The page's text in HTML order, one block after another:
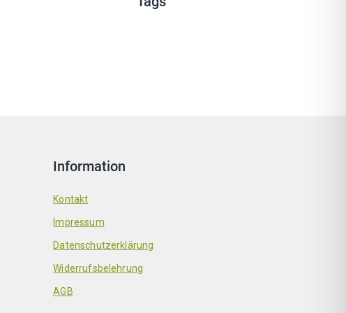
Information
Kontakt
Impressum
Datenschutzerklärung
Widerrufsbelehrung
AGB